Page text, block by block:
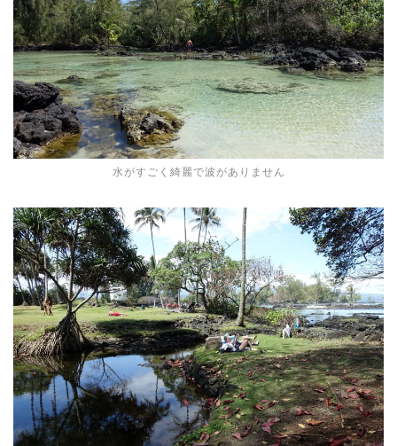
水がすごく綺麗で波がありません